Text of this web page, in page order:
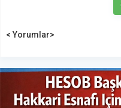
< Yorumlar>